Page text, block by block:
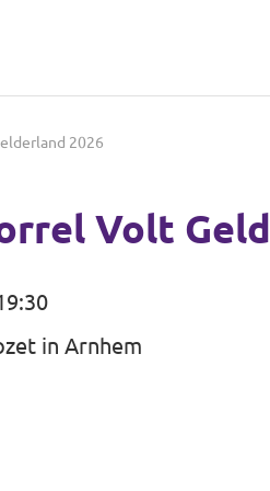
2026
Volt
in Arnhem